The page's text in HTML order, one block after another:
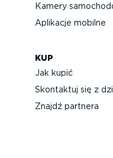
Kamery
Aplikacje mobilne
KUP
Jak kupić
Skontaktuj się z
Znajdź partnera